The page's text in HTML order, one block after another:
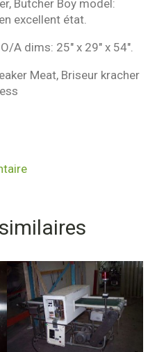
Butcher Boy model:
excellent état.
A dims: 25″ x 29″ x 54″.
Meat, Briseur kracher